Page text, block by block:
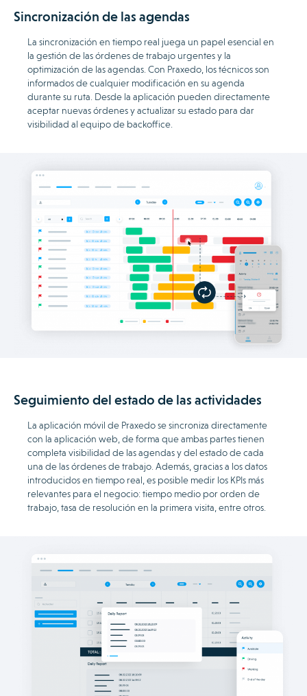
Sincronización de las agendas
La sincronización en tiempo real juega un papel esencial en
la gestión de las órdenes de trabajo urgentes y la
optimización de las agendas. Con Praxedo, los técnicos son
informados de cualquier modificación en su agenda
durante su ruta. Desde la aplicación pueden directamente
aceptar nuevas órdenes y actualizar su estado para dar
visibilidad al equipo de backoffice.
Seguimiento del estado de las actividades
La aplicación móvil de Praxedo se sincroniza directamente
con la aplicación web, de forma que ambas partes tienen
completa visibilidad de las agendas y del estado de cada
una de las órdenes de trabajo. Además, gracias a los datos
introducidos en tiempo real, es posible medir los KPIs más
relevantes para el negocio: tiempo medio por orden de
trabajo, tasa de resolución en la primera visita, entre otros.